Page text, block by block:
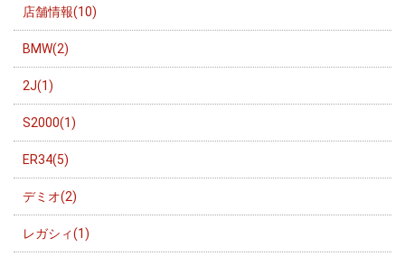
店舗情報(10)
BMW(2)
2J(1)
S2000(1)
ER34(5)
デミオ(2)
レガシィ(1)